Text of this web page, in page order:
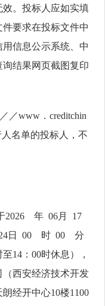
。投标人应如实填
要求在投标文件中
信息公示系统、中
结果网页截图复印
／www．creditchin
名单的投标人，不
2026 年 06月 1 7
4日 00 时 00 分
至14：00时休息），
西安经济技术开发
朗经开中心10楼1100